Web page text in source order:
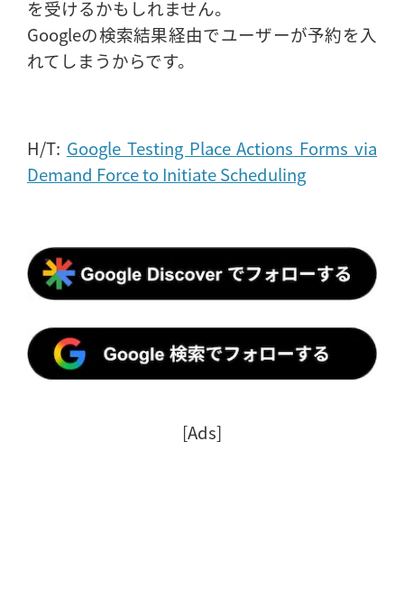
を受けるかもしれません。
Googleの検索結果経由でユーザーが予約を入
れてしまうからです。
H/T: Google Testing Place Actions Forms via
Demand Force to Initiate Scheduling
[Ads]